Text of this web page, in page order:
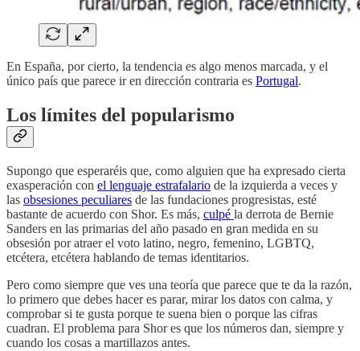
En España, por cierto, la tendencia es algo menos marcada, y el
único país que parece ir en dirección contraria es Portugal.
Los límites del popularismo
Supongo que esperaréis que, como alguien que ha expresado cierta
exasperación con el lenguaje estrafalario de la izquierda a veces y
las obsesiones peculiares de las fundaciones progresistas, esté
bastante de acuerdo con Shor. Es más, culpé la derrota de Bernie
Sanders en las primarias del año pasado en gran medida en su
obsesión por atraer el voto latino, negro, femenino, LGBTQ,
etcétera, etcétera hablando de temas identitarios.
Pero como siempre que ves una teoría que parece que te da la razón,
lo primero que debes hacer es parar, mirar los datos con calma, y
comprobar si te gusta porque te suena bien o porque las cifras
cuadran. El problema para Shor es que los números dan, siempre y
cuando los cosas a martillazos antes.